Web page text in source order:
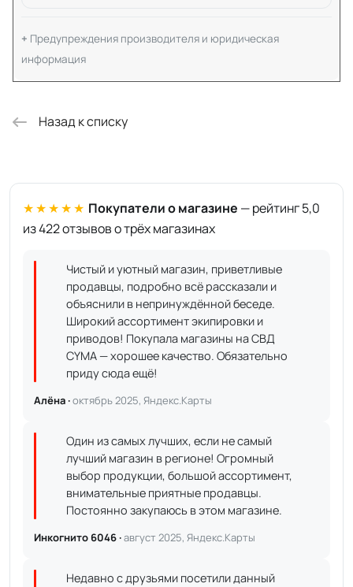
Предупреждения производителя и юридическая
информация
Назад к списку
★★★★★ Покупатели о магазине — рейтинг 5,0
из 422 отзывов о трёх магазинах
Чистый и уютный магазин, приветливые
продавцы, подробно всё рассказали и
объяснили в непринуждённой беседе.
Широкий ассортимент экипировки и
приводов! Покупала магазины на СВД
CYMA — хорошее качество. Обязательно
приду сюда ещё!
Алёна ·октябрь 2025, Яндекс.Карты
Один из самых лучших, если не самый
лучший магазин в регионе! Огромный
выбор продукции, большой ассортимент,
внимательные приятные продавцы.
Постоянно закупаюсь в этом магазине.
Инкогнито 6046 ·август 2025, Яндекс.Карты
Недавно с друзьями посетили данный